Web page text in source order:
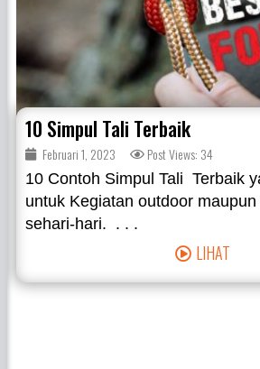
10 Simpul Tali Terbaik
Februari 1, 2023 Post Views: 34
10 Contoh Simpul Tali Terbaik
untuk Kegiatan outdoor
sehari-hari. . . .
LIHAT